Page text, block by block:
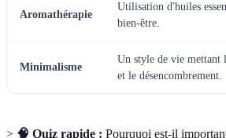
Aromathérapie
Utilisation d'huiles
bien-être.
Minimalisme
Un style de vie mettant
et le désencombrement.
> 🧠 Quiz rapide : Pourquoi est-il